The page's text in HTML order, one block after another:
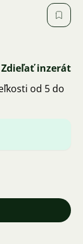
Zdieľať inzerát
od 5 do